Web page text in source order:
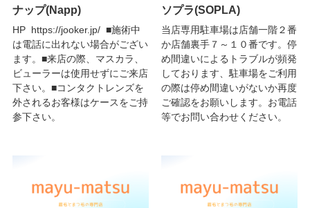
ナップ(Napp)
HP https://jooker.jp/ ■施術中
は電話に出れない場合がござい
ます。■来店の際、マスカラ、
ビューラーは使用せずにご来店
下さい。■コンタクトレンズを
外されるお客様はケースをご持
参下さい。
ソプラ(SOPLA)
当店専用駐車場は店舗一階２番
か店舗裏手７～１０番です。停
め間違いによるトラブルが頻発
しております、駐車場をご利用
の際は停め間違いがないか再度
ご確認をお願いします。お電話
等でお問い合わせください。